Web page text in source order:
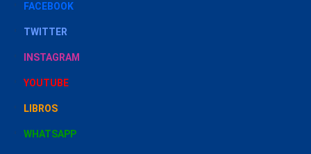
FACEBOOK
TWITTER
INSTAGRAM
YOUTUBE
LIBROS
WHATSAPP